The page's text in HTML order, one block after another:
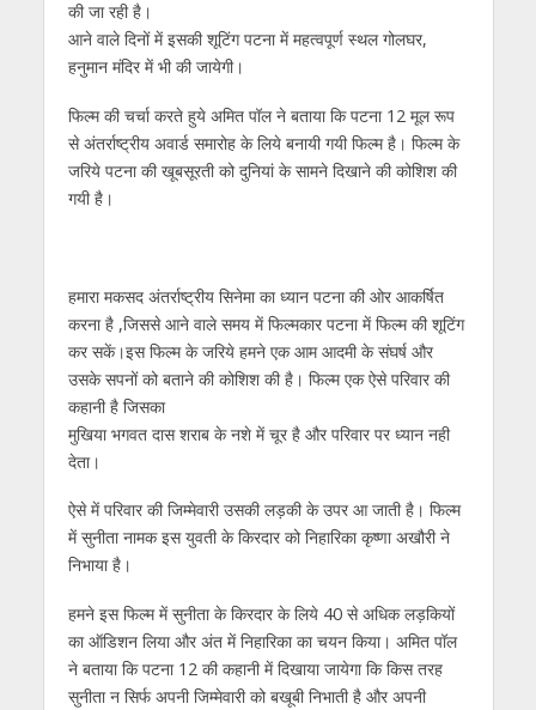
की जा रही है।
आने वाले दिनों में इसकी शूटिंग पटना में महत्वपूर्ण स्थल गोलघर,
हनुमान मंदिर में भी की जायेगी।
फिल्म की चर्चा करते हुये अमित पॉल ने बताया कि पटना 12 मूल रूप
से अंतर्राष्ट्रीय अवार्ड समारोह के लिये बनायी गयी फिल्म है। फिल्म के
जरिये पटना की खूबसूरती को दुनियां के सामने दिखाने की कोशिश की
गयी है।
हमारा मकसद अंतर्राष्ट्रीय सिनेमा का ध्यान पटना की ओर आकर्षित
करना है ,जिससे आने वाले समय में फिल्मकार पटना में फिल्म की शूटिंग
कर सकें।इस फिल्म के जरिये हमने एक आम आदमी के संघर्ष और
उसके सपनों को बताने की कोशिश की है। फिल्म एक ऐसे परिवार की
कहानी है जिसका
मुखिया भगवत दास शराब के नशे में चूर है और परिवार पर ध्यान नही
देता।
ऐसे में परिवार की जिम्मेवारी उसकी लड़की के उपर आ जाती है। फिल्म
में सुनीता नामक इस युवती के किरदार को निहारिका कृष्णा अखौरी ने
निभाया है।
हमने इस फिल्म में सुनीता के किरदार के लिये 40 से अधिक लड़कियों
का ऑडिशन लिया और अंत में निहारिका का चयन किया। अमित पॉल
ने बताया कि पटना 12 की कहानी में दिखाया जायेगा कि किस तरह
सुनीता न सिर्फ अपनी जिम्मेवारी को बखूबी निभाती है और अपनी